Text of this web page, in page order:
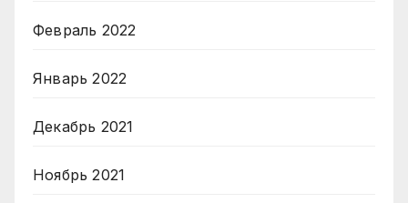
Февраль 2022
Январь 2022
Декабрь 2021
Ноябрь 2021